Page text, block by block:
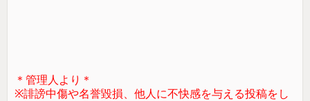
＊管理人より＊
※誹謗中傷や名誉毀損、他人に不快感を与える投稿をし